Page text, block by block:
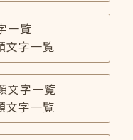
一覧
文字一覧
文字一覧
文字一覧